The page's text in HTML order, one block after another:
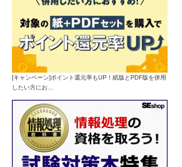
[キャンペーン]ポイント還元率もUP！紙版とPDF版を併用
したい方にお…